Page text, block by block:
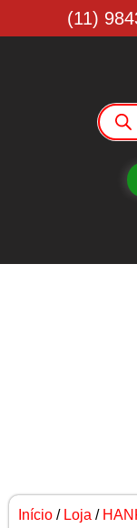
(11)
Início / Loja /